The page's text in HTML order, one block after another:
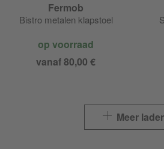
Fermob
Bistro metalen klapstoel
op voorraad
vanaf 80,00 €
Meer